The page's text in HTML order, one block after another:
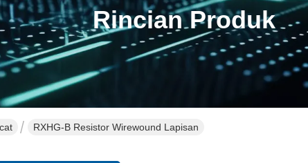
Rincian Produk
RXHG-B Resistor Wirewound Lapisan